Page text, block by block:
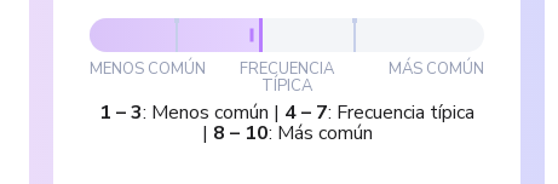
MENOS COMÚN FRECUENCIA
TÍPICA
MÁS COMÚN
1 –3: Menos común | 4– 7: Frecuencia típica
| 8 – 10: Más común